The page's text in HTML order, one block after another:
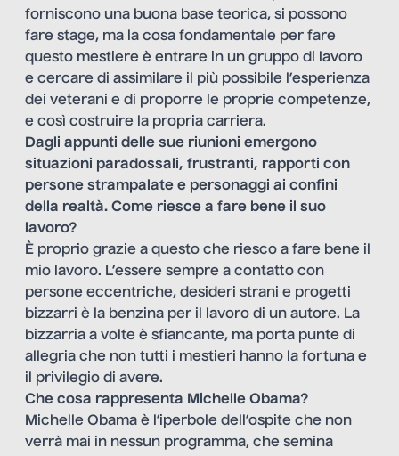
forniscono una buona base teorica, si possono
fare stage, ma la cosa fondamentale per fare
questo mestiere è entrare in un gruppo di lavoro
e cercare di assimilare il più possibile l’esperienza
dei veterani e di proporre le proprie competenze,
e così costruire la propria carriera.
Dagli appunti delle sue riunioni emergono
situazioni paradossali, frustranti, rapporti con
persone strampalate e personaggi ai confini
della realtà. Come riesce a fare bene il suo
lavoro?
È proprio grazie a questo che riesco a fare bene il
mio lavoro. L’essere sempre a contatto con
persone eccentriche, desideri strani e progetti
bizzarri è la benzina per il lavoro di un autore. La
bizzarria a volte è sfiancante, ma porta punte di
allegria che non tutti i mestieri hanno la fortuna e
il privilegio di avere.
Che cosa rappresenta Michelle Obama?
Michelle Obama è l’iperbole dell’ospite che non
verrà mai in nessun programma, che semina